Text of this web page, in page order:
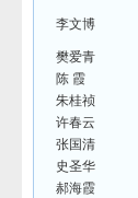
李文博
樊爱青
陈 霞
朱桂祯
许春云
张国清
史圣华
郝海霞